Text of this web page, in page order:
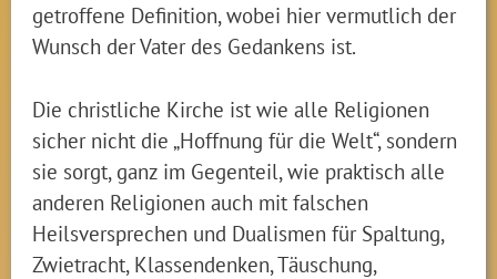
getroffene Definition, wobei hier vermutlich der
Wunsch der Vater des Gedankens ist.
Die christliche Kirche ist wie alle Religionen
sicher nicht die „Hoffnung für die Welt“, sondern
sie sorgt, ganz im Gegenteil, wie praktisch alle
anderen Religionen auch mit falschen
Heilsversprechen und Dualismen für Spaltung,
Zwietracht, Klassendenken, Täuschung,